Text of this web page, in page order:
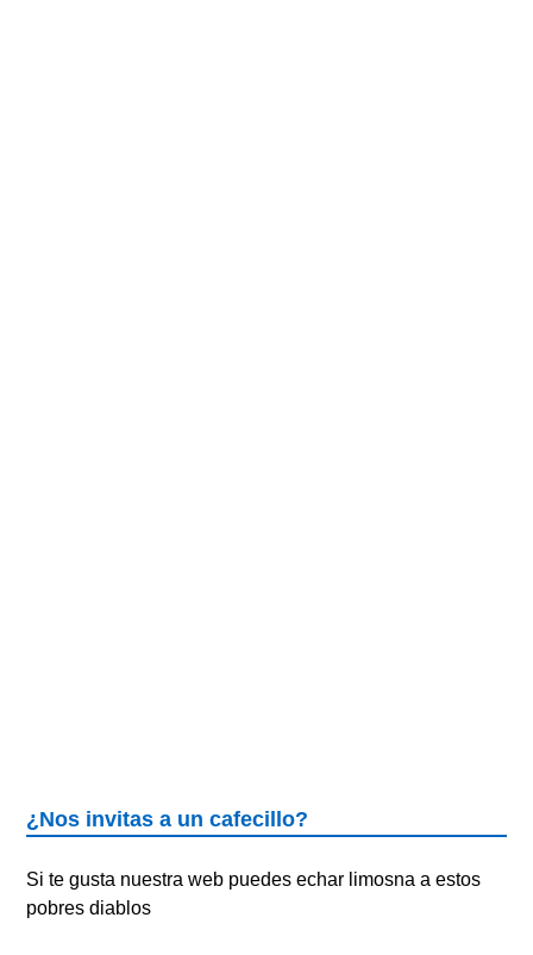
¿Nos invitas a un cafecillo?
Si te gusta nuestra web puedes echar limosna a estos
pobres diablos